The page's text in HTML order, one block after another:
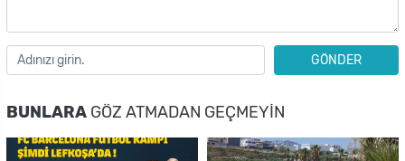
GÖNDER
BUNLARA GÖZ ATMADAN GEÇMEYIN